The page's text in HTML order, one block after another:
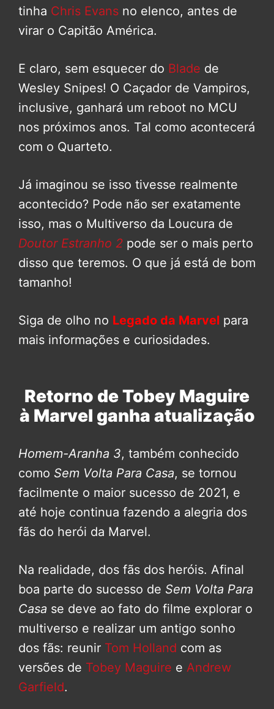
tinha Chris Evans no elenco, antes de
virar o Capitão América.
E claro, sem esquecer do Blade de
Wesley Snipes! O Caçador de Vampiros,
inclusive, ganhará um reboot no MCU
nos próximos anos. Tal como acontecerá
com o Quarteto.
Já imaginou se isso tivesse realmente
acontecido? Pode não ser exatamente
isso, mas o Multiverso da Loucura de
Doutor Estranho 2 pode ser o mais perto
disso que teremos. O que já está de bom
tamanho!
Siga de olho no Legado da Marvel para
mais informações e curiosidades.
Retorno de Tobey Maguire
à Marvel ganha atualização
Homem-Aranha 3, também conhecido
como Sem Volta Para Casa, se tornou
facilmente o maior sucesso de 2021, e
até hoje continua fazendo a alegria dos
fãs do herói da Marvel.
Na realidade, dos fãs dos heróis. Afinal
boa parte do sucesso de Sem Volta Para
Casa se deve ao fato do filme explorar o
multiverso e realizar um antigo sonho
dos fãs: reunir Tom Holland com as
versões de Tobey Maguire e Andrew
Garfield.